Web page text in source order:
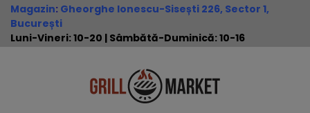
Magazin: Gheorghe Ionescu-Sisești 226, Sector 1,
București
Luni-Vineri: 10-20 | Sâmbătă-Duminică: 10-16